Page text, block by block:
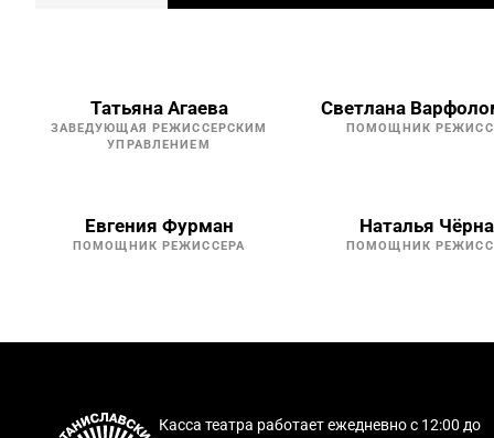
Татьяна Агаева
ЗАВЕДУЮЩАЯ РЕЖИССЕРСКИМ
УПРАВЛЕНИЕМ
Светлана
ПОМОЩНИК
Евгения Фурман
ПОМОЩНИК РЕЖИССЕРА
Наталья
ПОМОЩНИК
Касса театра работает ежедневно с 12:00 до